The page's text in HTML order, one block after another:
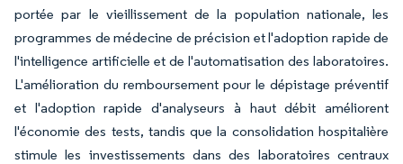
portée par le vieillissement de la population nationale, les
programmes de médecine de précision et l'adoption rapide de
l'intelligence artificielle et de l'automatisation des laboratoires.
L'amélioration du remboursement pour le dépistage préventif
et l'adoption rapide d'analyseurs à haut débit améliorent
l'économie des tests, tandis que la consolidation hospitalière
stimule les investissements dans des laboratoires centraux